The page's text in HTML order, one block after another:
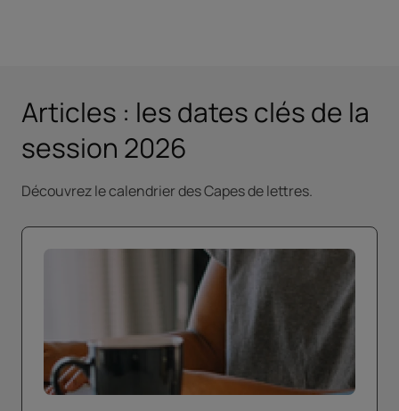
Articles : les dates clés de la
session 2026
Découvrez le calendrier des Capes de lettres.